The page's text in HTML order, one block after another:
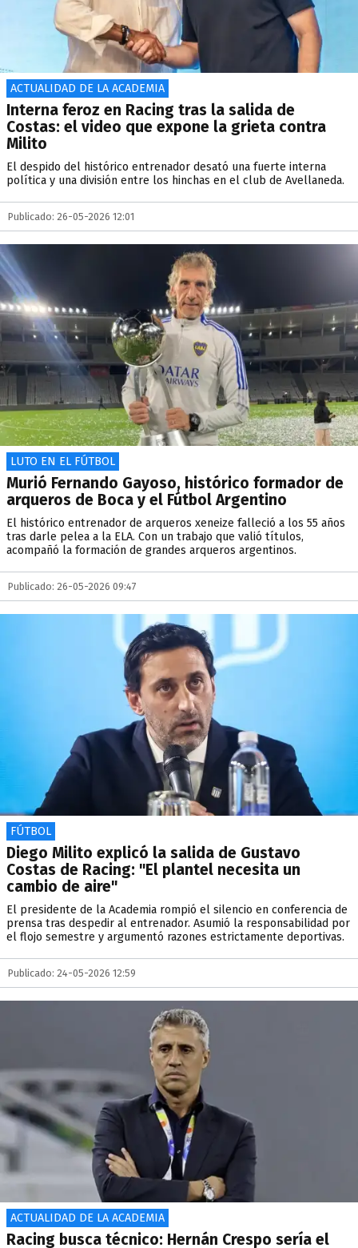
ACTUALIDAD DE LA ACADEMIA
Interna feroz en Racing tras la salida de
Costas: el video que expone la grieta contra
Milito
El despido del histórico entrenador desató una fuerte interna
política y una división entre los hinchas en el club de Avellaneda.
Publicado: 26-05-2026 12:01
LUTO EN EL FÚTBOL
Murió Fernando Gayoso, histórico formador de
arqueros de Boca y el Fútbol Argentino
El histórico entrenador de arqueros xeneize falleció a los 55 años
tras darle pelea a la ELA. Con un trabajo que valió títulos,
acompañó la formación de grandes arqueros argentinos.
Publicado: 26-05-2026 09:47
FÚTBOL
Diego Milito explicó la salida de Gustavo
Costas de Racing: "El plantel necesita un
cambio de aire"
El presidente de la Academia rompió el silencio en conferencia de
prensa tras despedir al entrenador. Asumió la responsabilidad por
el flojo semestre y argumentó razones estrictamente deportivas.
Publicado: 24-05-2026 12:59
ACTUALIDAD DE LA ACADEMIA
Racing busca técnico: Hernán Crespo sería el